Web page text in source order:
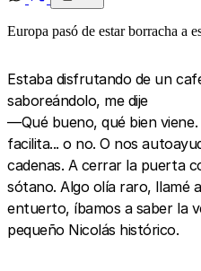
Europa pasó de estar borracha a
Estaba disfrutando de un
saboreándolo, me dije
—Qué bueno, qué bien
facilita... o no. O nos
cadenas. A cerrar la puerta
sótano. Algo olía raro, llamé
entuerto, íbamos a saber la
pequeño Nicolás histórico.